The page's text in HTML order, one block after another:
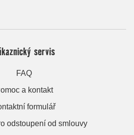
servis
FAQ
a kontakt
formulář
odstoupení od smlouvy